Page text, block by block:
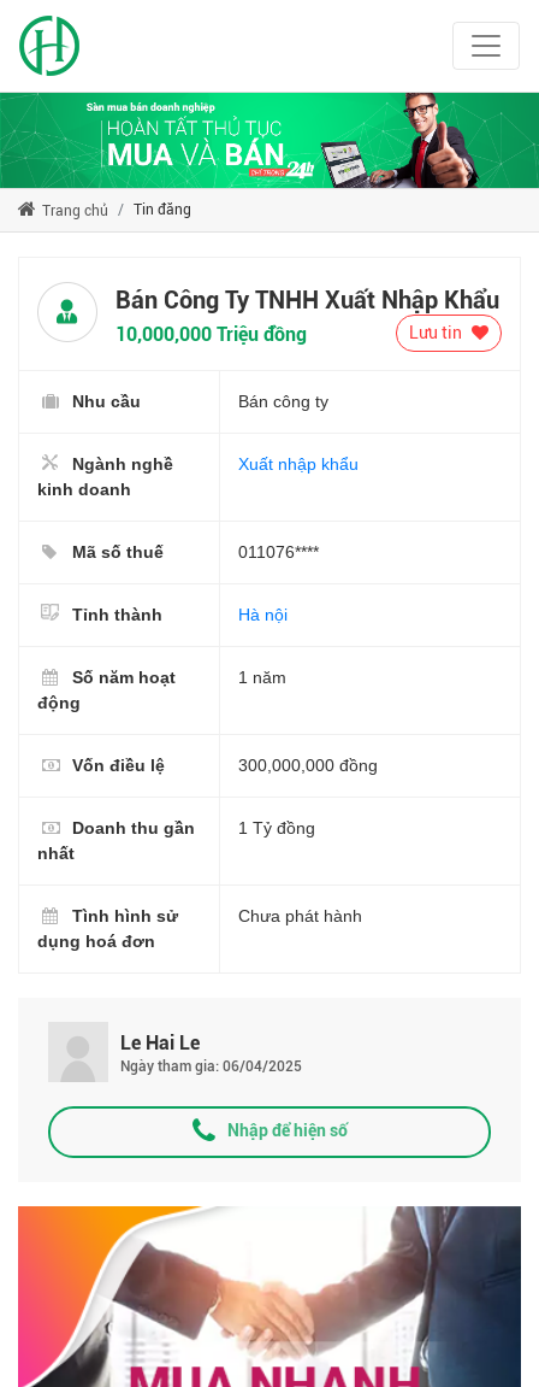
Trang chủ Tin đăng
Bán Công Ty TNHH Xuất Nhập Khẩu
10,000,000 Triệu đồng Lưu tin
Nhu cầu Bán công ty
Ngành nghề
kinh doanh
Xuất nhập khẩu
Mã số thuế 011076****
Tỉnh thành Hà nội
Số năm hoạt
động
1 năm
Vốn điều lệ 300,000,000 đồng
Doanh thu gần
nhất
1 Tỷ đồng
Tình hình sử
dụng hoá đơn
Chưa phát hành
Le Hai Le
Ngày tham gia: 06/04/2025
Nhập để hiện số